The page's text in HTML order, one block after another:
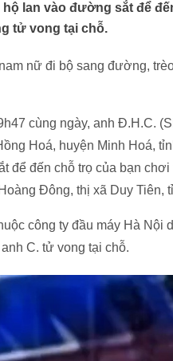
lan vào đường sắt để
tử vong tại chỗ.
nữ đi bộ sang đường,
cùng ngày, anh Đ.H.C.
Hoá, huyện Minh Hoá,
để đến chỗ trọ của bạn
Đông, thị xã Duy Tiên,
công ty đầu máy Hà Nội
C. tử vong tại chỗ.